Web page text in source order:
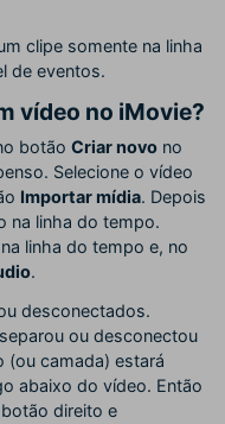
clipe somente na linha
de eventos.
vídeo no iMovie?
botão Criar novo no
Selecione o vídeo
Importar mídia. Depois
na linha do tempo.
linha do tempo e, no
.
desconectados.
ou desconectou
(ou camada) estará
abaixo do vídeo. Então
direito e